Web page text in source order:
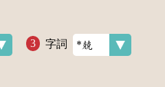
字詞